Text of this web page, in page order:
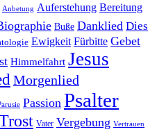
Anbetung Auferstehung Bereitung
Buße Danklied Dies
Ewigkeit Fürbitte Gebet
Himmelfahrt Jesus
Morgenlied
Passion Psalter
Vater Vergebung Vertrauen